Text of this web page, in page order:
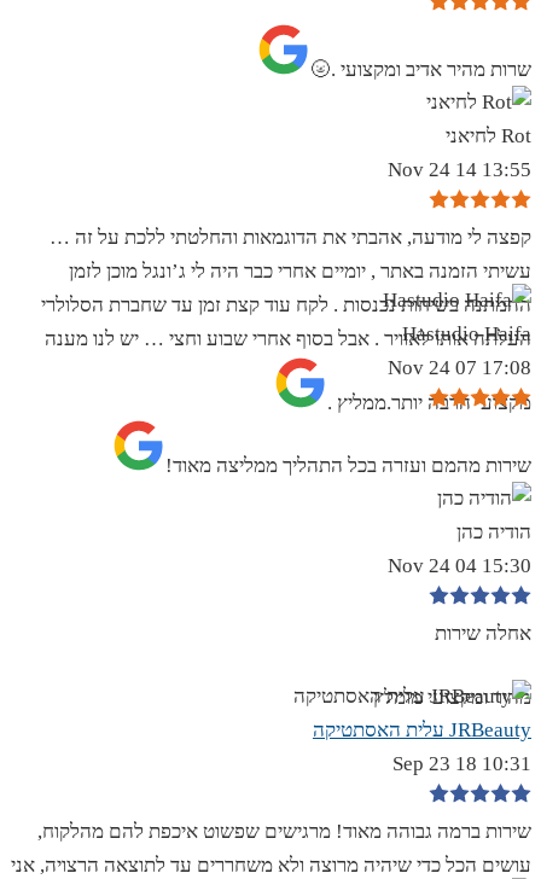
שרות מהיר אדיב ומקצועי .🌝
Rot לחיאני
13:55 14 Nov 24
קפצה לי מודעה, אהבתי את הדוגמאות והחלטתי ללכת על זה …
עשיתי הזמנה באתר , יומיים אחרי כבר היה לי ג’ונגל מוכן לזמן
ההמתנה בשיחות נכנסות . לקח עוד קצת זמן עד שחברת הסלולרי
העלתה אותו לאוויר . אבל בסוף אחרי שבוע וחצי … יש לנו מענה
מקצועי הרבה יותר.ממליץ .
Hastudio Haifa
17:08 07 Nov 24
שירות מהמם ועזרה בכל התהליך ממליצה מאוד!
הודיה כהן
15:30 04 Nov 24
אחלה שירות
מהיר ומקצועי מומלץ
JRBeauty עלית האסתטיקה
10:31 18 Sep 23
שירות ברמה גבוהה מאוד! מרגישים שפשוט איכפת להם מהלקוח,
עושים הכל כדי שיהיה מרוצה ולא משחררים עד לתוצאה הרצויה, אני